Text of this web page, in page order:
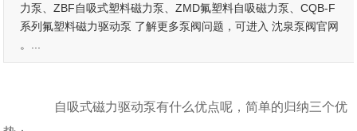
力泵、ZBF自吸式塑料磁力泵、ZMD氟塑料自吸磁力泵、CQB-F
系列氟塑料磁力驱动泵 了解更多泵阀问题，可进入 沈泉泵阀官网
。...
自吸式磁力驱动泵有什么优点呢，简单的归纳三个优